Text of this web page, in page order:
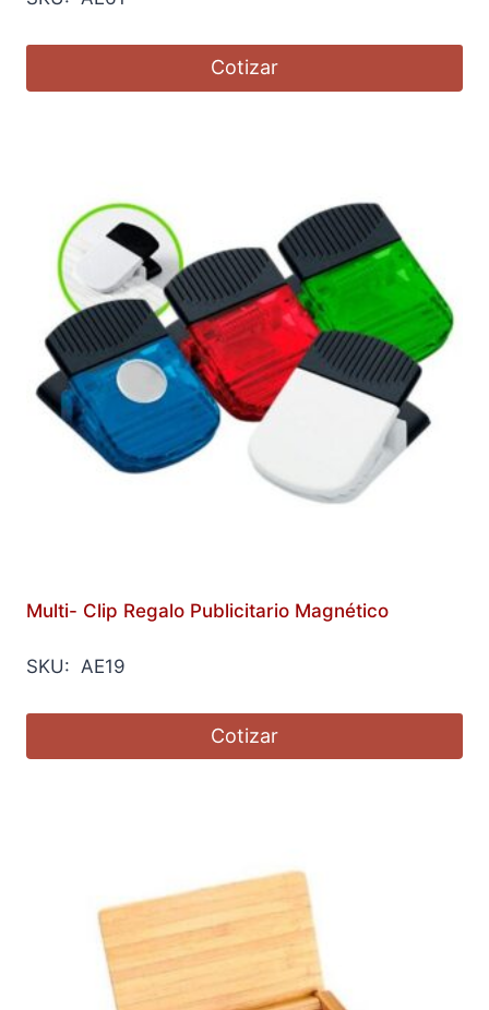
Cotizar
Multi- Clip Regalo Publicitario Magnético
SKU: AE19
Cotizar